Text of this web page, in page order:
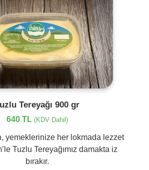
Tereyağı 900 gr
640 TL (KDV Dahil)
yemeklerinize her lokmada lezzet
Tuzlu Tereyağımız damakta iz
bırakır.